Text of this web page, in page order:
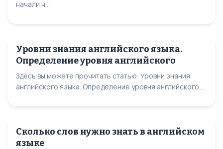
начали ч...
Уровни знания английского языка.
Определение уровня английского
Здесь вы можете прочитать статью: Уровни знания
английского языка. Определение уровня английского....
Сколько слов нужно знать в английском
языке